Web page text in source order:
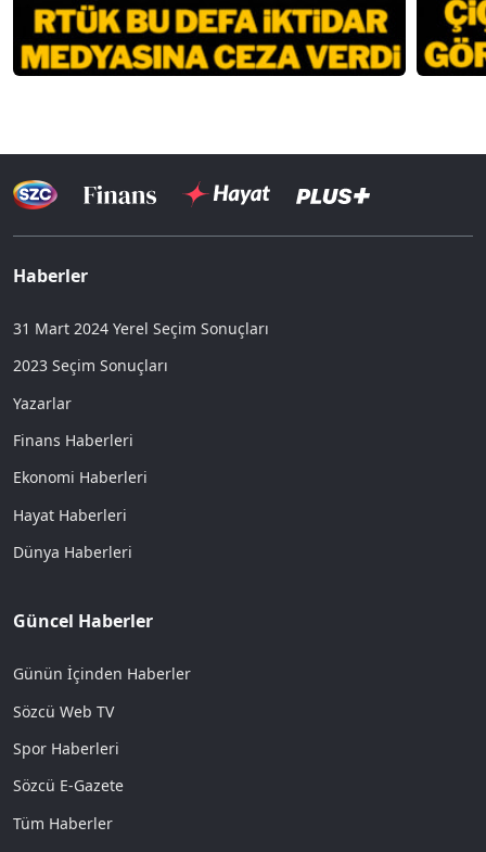
Haberler
31 Mart 2024 Yerel Seçim Sonuçları
2023 Seçim Sonuçları
Yazarlar
Finans Haberleri
Ekonomi Haberleri
Hayat Haberleri
Dünya Haberleri
Güncel Haberler
Günün İçinden Haberler
Sözcü Web TV
Spor Haberleri
Sözcü E-Gazete
Tüm Haberler